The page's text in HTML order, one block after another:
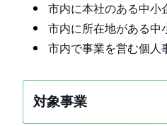
市内に本社のある中小
市内に所在地がある中
市内で事業を営む個人
対象事業